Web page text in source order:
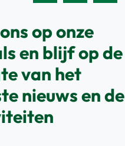
op onze
en blijf op de
van het
nieuws en de